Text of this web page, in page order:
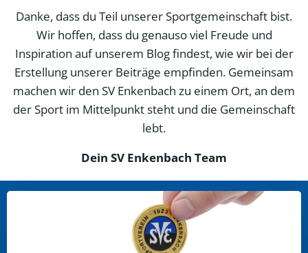
Danke, dass du Teil unserer Sportgemeinschaft bist.
Wir hoffen, dass du genauso viel Freude und
Inspiration auf unserem Blog findest, wie wir bei der
Erstellung unserer Beiträge empfinden. Gemeinsam
machen wir den SV Enkenbach zu einem Ort, an dem
der Sport im Mittelpunkt steht und die Gemeinschaft
lebt.
Dein SV Enkenbach Team